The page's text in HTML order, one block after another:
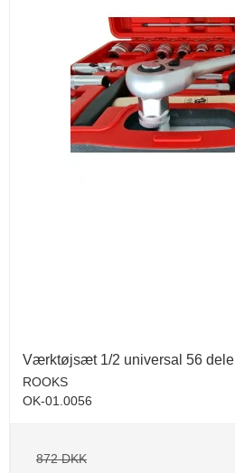
Værktøjsæt 1/2 universal 56 dele
ROOKS
OK-01.0056
872 DKK